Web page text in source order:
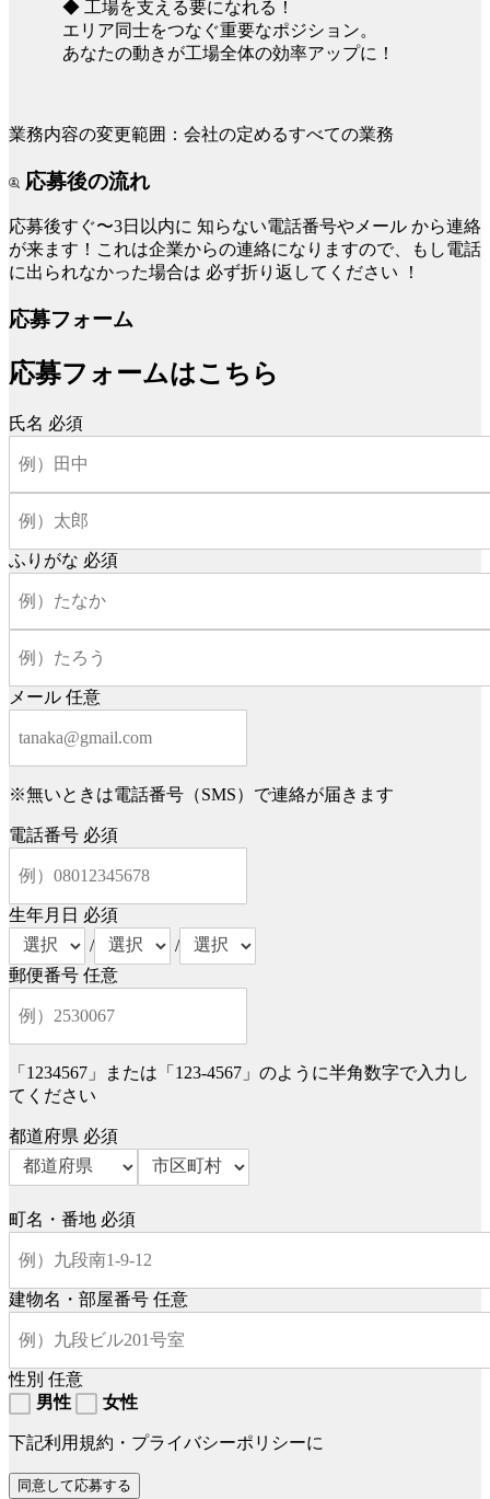
◆ 工場を支える要になれる！
エリア同士をつなぐ重要なポジション。
あなたの動きが工場全体の効率アップに！
業務内容の変更範囲：会社の定めるすべての業務
応募後の流れ
応募後すぐ〜3日以内に 知らない電話番号やメール から連絡
が来ます！これは企業からの連絡になりますので、もし電話
に出られなかった場合は 必ず折り返してください ！
応募フォーム
応募フォームはこちら
氏名 必須
ふりがな 必須
メール 任意
※無いときは電話番号（SMS）で連絡が届きます
電話番号 必須
生年月日 必須
/
/
郵便番号 任意
「1234567」または「123-4567」のように半角数字で入力し
てください
都道府県 必須
町名・番地 必須
建物名・部屋番号 任意
性別 任意
男性
女性
下記利用規約・プライバシーポリシーに